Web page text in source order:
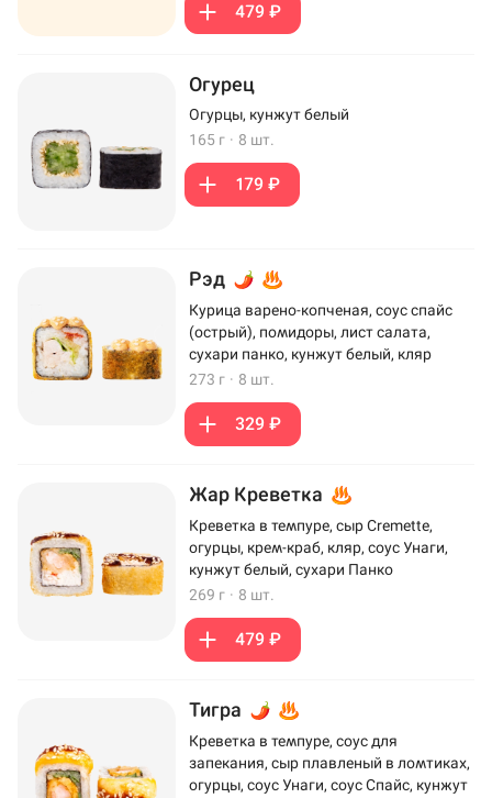
479 ₽
Огурец
Огурцы, кунжут белый
165 г · 8 шт.
179 ₽
Рэд
Курица варено-копченая, соус спайс
(острый), помидоры, лист салата,
сухари панко, кунжут белый, кляр
273 г · 8 шт.
329 ₽
Жар Креветка
Креветка в темпуре, сыр Cremette,
огурцы, крем-краб, кляр, соус Унаги,
кунжут белый, сухари Панко
269 г · 8 шт.
479 ₽
Тигра
Креветка в темпуре, соус для
запекания, сыр плавленый в ломтиках,
огурцы, соус Унаги, соус Спайс, кунжут